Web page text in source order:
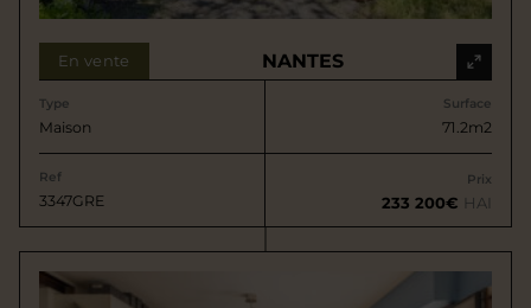
En vente NANTES
Type
Maison
Surface
71.2m2
Ref
3347GRE
Prix
233 200€ HAI